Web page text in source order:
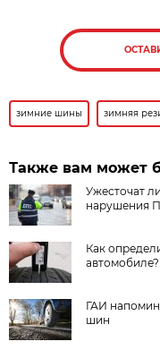
зимние шины зимняя
Также вам может
Ужесточат
нарушения
Как
автомобиле?
ГАИ
шин